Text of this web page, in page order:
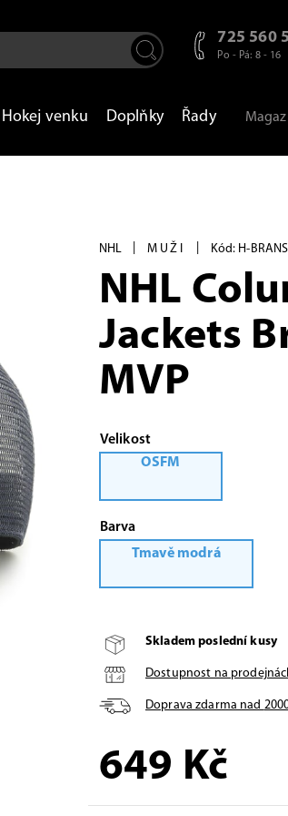
725 560
Po - Pá: 8 - 16
Hokej venku Doplňky Řady
NHL MUŽI Kód: H-
NHL
Jackets
MVP
Velikost
OSFM
Barva
Tmavě modrá
Skladem poslední kusy
Dostupnost na
Doprava zdarma nad
649 Kč